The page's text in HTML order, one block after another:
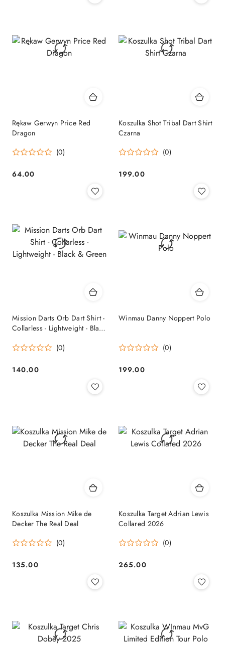
Rękaw Gerwyn Price Red
Dragon
(0)
Cena:
64.00
Koszulka Shot Tribal Dart Shirt
Czarna
(0)
Cena:
199.00
Mission Darts Orb Dart Shirt -
Collarless - Lightweight - Black
(0)
Cena:
140.00
Winmau Danny Noppert Polo
(0)
Cena:
199.00
Koszulka Mission Mike de
Decker The Real Deal
(0)
Cena:
135.00
Koszulka Target Adrian Lewis
Collared 2026
(0)
Cena:
265.00